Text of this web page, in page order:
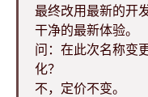
最终改用最新的开
干净的最新体验。
问：在此次名称变
化？
不，定价不变。